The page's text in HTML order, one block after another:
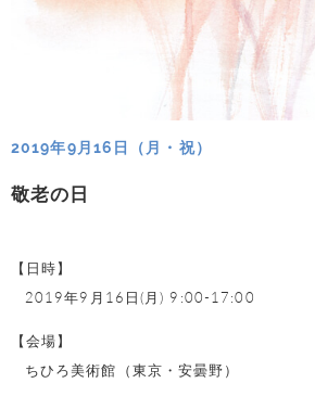
2019年9月16日（月・祝）
敬老の日
【日時】
2019年9月16日(月) 9:00-17:00
【会場】
ちひろ美術館（東京・安曇野）